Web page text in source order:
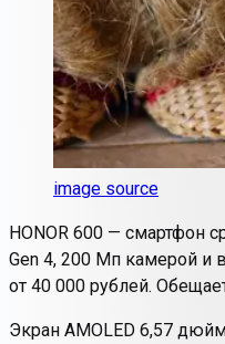
image source
HONOR 600 — смартфон
Gen 4, 200 Мп камерой и
от 40 000 рублей.
Экран AMOLED 6,57